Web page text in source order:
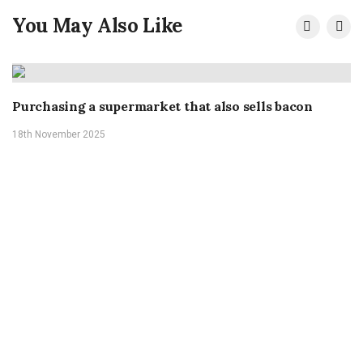
You May Also Like
Purchasing a supermarket that also sells bacon
18th November 2025